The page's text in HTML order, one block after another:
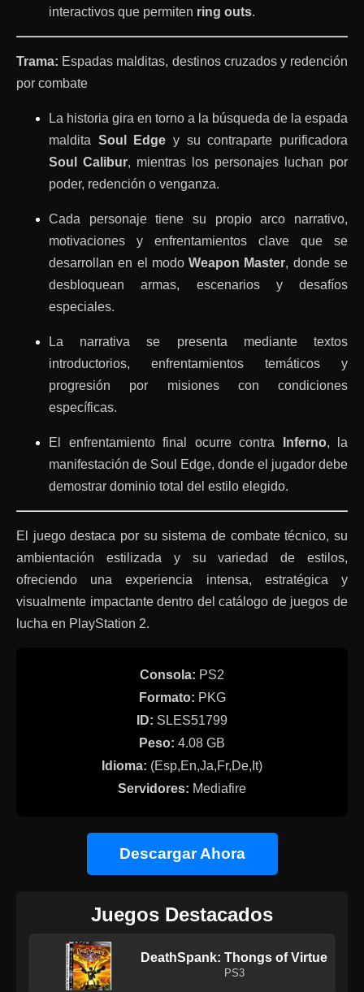
interactivos que permiten ring outs.
Trama: Espadas malditas, destinos cruzados y redención
por combate
La historia gira en torno a la búsqueda de la espada
maldita Soul Edge y su contraparte purificadora
Soul Calibur, mientras los personajes luchan por
poder, redención o venganza.
Cada personaje tiene su propio arco narrativo,
motivaciones y enfrentamientos clave que se
desarrollan en el modoWeapon Master, donde se
desbloquean armas, escenarios y desafíos
especiales.
La narrativa se presenta mediante textos
introductorios, enfrentamientos temáticos y
progresión por misiones con condiciones
específicas.
El enfrentamiento final ocurre contra Inferno, la
manifestación de Soul Edge, donde el jugador debe
demostrar dominio total del estilo elegido.
El juego destaca por su sistema de combate técnico, su
ambientación estilizada y su variedad de estilos,
ofreciendo una experiencia intensa, estratégica y
visualmente impactante dentro del catálogo de juegos de
lucha en PlayStation 2.
Consola: PS2
Formato: PKG
ID: SLES51799
Peso: 4.08 GB
Idioma: (Esp,En,Ja,Fr,De,It)
Servidores: Mediafire
Descargar Ahora
Juegos Destacados
DeathSpank: Thongs of Virtue
PS3